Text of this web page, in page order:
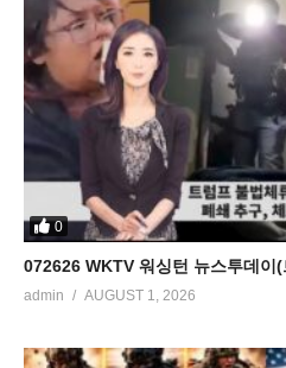
0
072626 WKTV 워싱턴 뉴스투데이
admin AUGUST 1, 2026